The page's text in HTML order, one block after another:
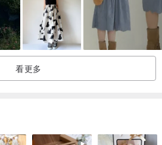
】
出獨一無二的色澤。
看更多